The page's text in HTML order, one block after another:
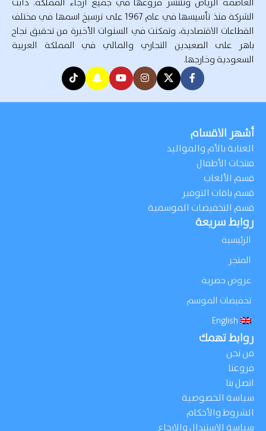
الشركة منذ تأسيسها في عام 1967 على ترسيخ اسمها في مختلف
القطاعات الاقتصادية، وتمكنت في السنوات الأخيرة من تحقيق نجاح
باهر على الصعيدين التجاري والمالي في المملكة العربية
السعودية وخارجها.
أشهر الاقسام
العناية بالأم والمواليد
منتجات الأطفال
قسم الألعاب
قسم باقات التوفير
قسم التخفيضات الموسمية
روابط سريعة
الرئيسية
المتجر
عروض حصرية
تخفيضات الموسم
English
روابط تهمك
من نحن
فروعنا
اتصل بنا
سياسة الخصوصية
الشروط والأحكام
سياسة الإستبدال والإرجاع